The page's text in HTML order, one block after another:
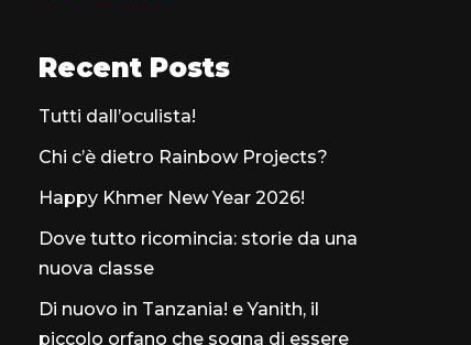
Recent Posts
Tutti dall’oculista!
Chi c’è dietro Rainbow Projects?
Happy Khmer New Year 2026!
Dove tutto ricomincia: storie da una
nuova classe
Di nuovo in Tanzania! e Yanith, il
piccolo orfano che sogna di essere